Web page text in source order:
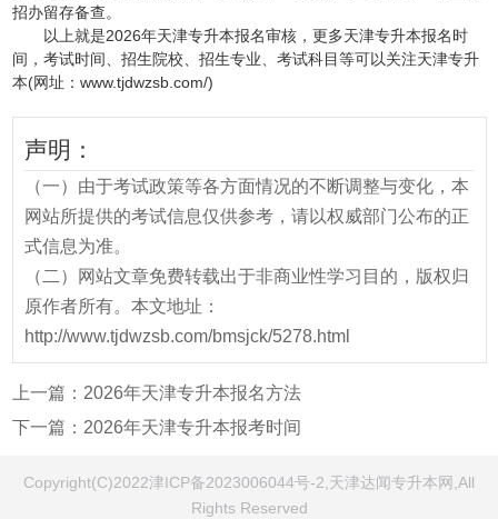
招办留存备查。
以上就是2026年天津专升本报名审核，更多天津专升本报名时
间，考试时间、招生院校、招生专业、考试科目等可以关注天津专升
本(网址：www.tjdwzsb.com/)
声明：
（一）由于考试政策等各方面情况的不断调整与变化，本
网站所提供的考试信息仅供参考，请以权威部门公布的正
式信息为准。
（二）网站文章免费转载出于非商业性学习目的，版权归
原作者所有。本文地址：
http://www.tjdwzsb.com/bmsjck/5278.html
上一篇： 2026年天津专升本报名方法
下一篇： 2026年天津专升本报考时间
Copyright(C)2022津ICP备2023006044号-2,天津达闻专升本网,All
Rights Reserved